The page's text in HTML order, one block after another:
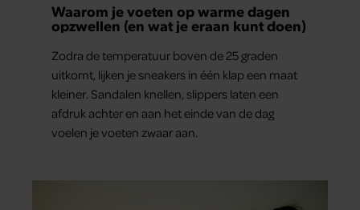
Waarom je voeten op warme dagen
opzwellen (en wat je eraan kunt doen)
Zodra de temperatuur boven de 25 graden
uitkomt, lijken je sneakers in één klap een maat
kleiner. Sandalen knellen, slippers laten een
afdruk achter en aan het einde van de dag
voelen je voeten zwaar aan.